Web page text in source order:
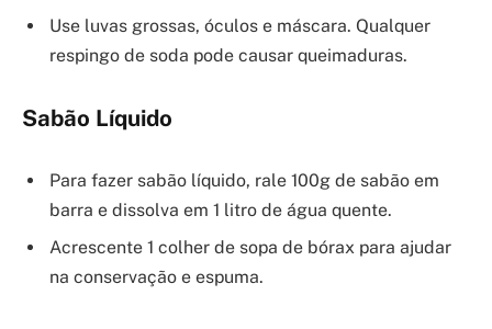
Use luvas grossas, óculos e máscara. Qualquer
respingo de soda pode causar queimaduras.
Sabão Líquido
Para fazer sabão líquido, rale 100g de sabão em
barra e dissolva em 1 litro de água quente.
Acrescente 1 colher de sopa de bórax para ajudar
na conservação e espuma.